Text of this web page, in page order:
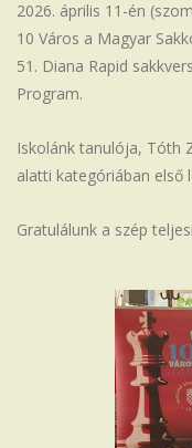
Iskola
2026. április 11-én
10 Város a Magyar
51. Diana Rapid
Program.
Iskolánk tanulója, Tóth
alatti kategóriában első
Gratulálunk a szép